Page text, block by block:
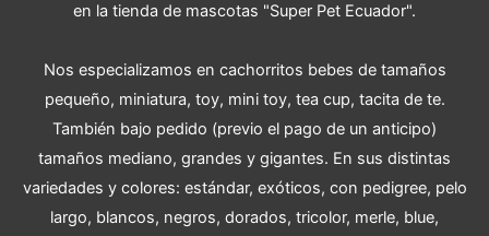
en la tienda de mascotas "Super Pet Ecuador".
Nos especializamos en cachorritos bebes de tamaños
pequeño, miniatura, toy, mini toy, tea cup, tacita de te.
También bajo pedido (previo el pago de un anticipo)
tamaños mediano, grandes y gigantes. En sus distintas
variedades y colores: estándar, exóticos, con pedigree, pelo
largo, blancos, negros, dorados, tricolor, merle, blue,